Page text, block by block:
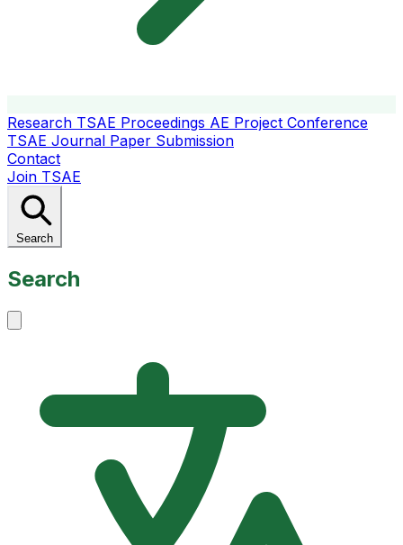
Research TSAE Proceedings AE Project Conference
TSAE Journal Paper Submission
Contact
Join TSAE
Search
Search